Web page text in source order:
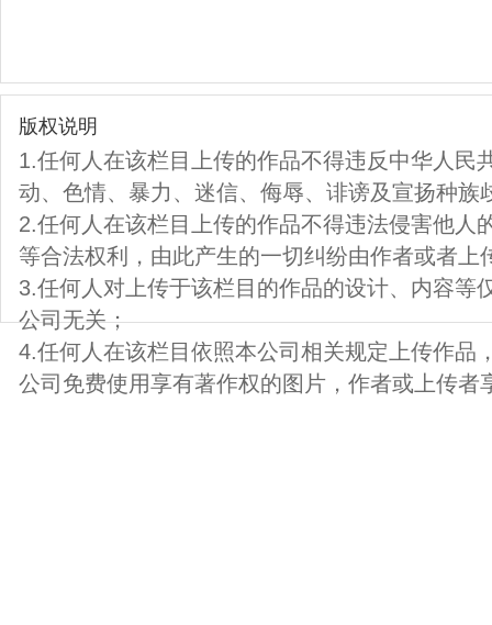
版权说明
1.任何人在该栏目上传的作品不得违反中华人民
动、色情、暴力、迷信、侮辱、诽谤及宣扬种族
2.任何人在该栏目上传的作品不得违法侵害他人
等合法权利，由此产生的一切纠纷由作者或者上
3.任何人对上传于该栏目的作品的设计、内容等
公司无关；
4.任何人在该栏目依照本公司相关规定上传作品
公司免费使用享有著作权的图片，作者或上传者